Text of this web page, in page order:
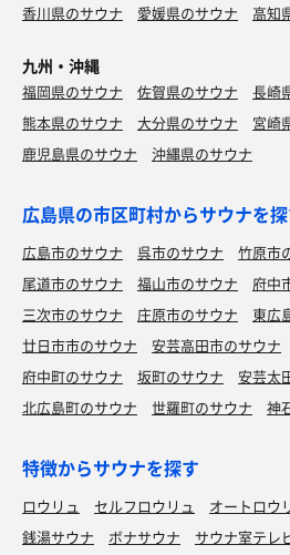
香川県のサウナ
愛媛県のサウナ 高知
九州・沖縄
福岡県のサウナ 佐賀県のサウナ
長崎
熊本県のサウナ
大分県のサウナ
宮崎
鹿児島県のサウナ
沖縄県のサウナ
広島県の市区町村からサウナを
広島市のサウナ 呉市のサウナ 竹原市
尾道市のサウナ
福山市のサウナ
府中
三次市のサウナ
庄原市のサウナ
東広
廿日市市のサウナ
安芸高田市のサウナ
府中町のサウナ
坂町のサウナ
安芸太
北広島町のサウナ
世羅町のサウナ 神
特徴からサウナを探す
ロウリュ セルフロウリュ オートロウ
銭湯サウナ
ボナサウナ サウナ室テレ